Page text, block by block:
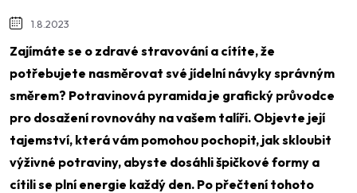
1.8.2023
Zajímáte se o zdravé stravování a cítíte, že
potřebujete nasměrovat své jídelní návyky správným
směrem? Potravinová pyramida je grafický průvodce
pro dosažení rovnováhy na vašem talíři. Objevte její
tajemství, která vám pomohou pochopit, jak skloubit
výživné potraviny, abyste dosáhli špičkové formy a
cítili se plní energie každý den. Po přečtení tohoto